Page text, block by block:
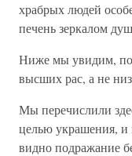
храбрых людей
печень зеркалом
Ниже мы увидим,
высших рас, а не
Мы перечислили
целью украшения, и
видно подражание